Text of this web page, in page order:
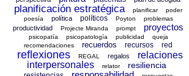
planificación estratégica planificar
poder
poesía
política políticos Poyton problemas
productividad Projecte Miranda prompt proyectos
psicopatía psicopatología publicidad
queja
recomendaciones
recuerdos recursos red
reflexiones REGAL regalos
relaciones
interpersonales
relator resiliencia